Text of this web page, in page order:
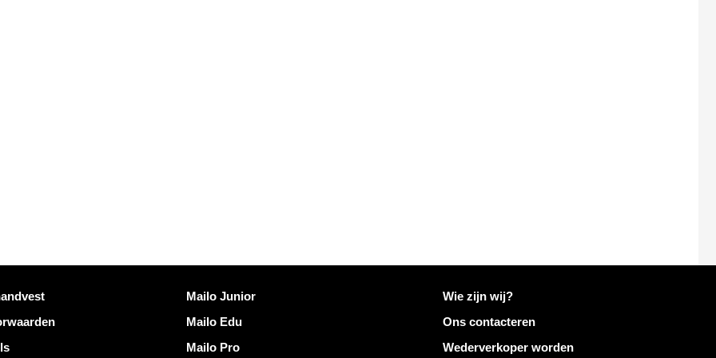
Ontdek Mailo
Mailo Junior
Mailo Edu
Mailo Pro
Meer informatie over Mailo
Wie zijn wij?
Ons contacteren
Wederverkoper worden